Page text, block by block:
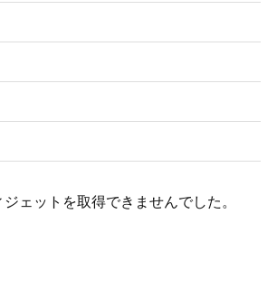
ェットを取得できませんでした。